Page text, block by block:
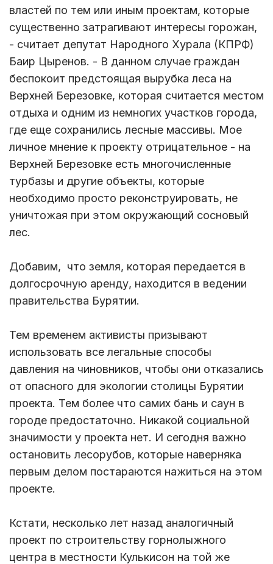
властей по тем или иным проектам, которые
существенно затрагивают интересы горожан,
- считает депутат Народного Хурала (КПРФ)
Баир Цыренов. - В данном случае граждан
беспокоит предстоящая вырубка леса на
Верхней Березовке, которая считается местом
отдыха и одним из немногих участков города,
где еще сохранились лесные массивы. Мое
личное мнение к проекту отрицательное - на
Верхней Березовке есть многочисленные
турбазы и другие объекты, которые
необходимо просто реконструировать, не
уничтожая при этом окружающий сосновый
лес.
Добавим, что земля, которая передается в
долгосрочную аренду, находится в ведении
правительства Бурятии.
Тем временем активисты призывают
использовать все легальные способы
давления на чиновников, чтобы они отказались
от опасного для экологии столицы Бурятии
проекта. Тем более что самих бань и саун в
городе предостаточно. Никакой социальной
значимости у проекта нет. И сегодня важно
остановить лесорубов, которые наверняка
первым делом постараются нажиться на этом
проекте.
Кстати, несколько лет назад аналогичный
проект по строительству горнолыжного
центра в местности Кулькисон на той же